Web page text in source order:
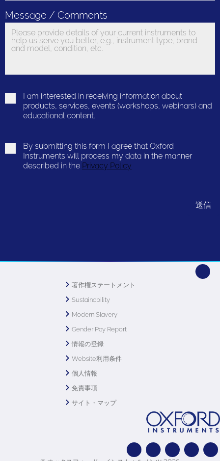
Message / Comments
I am interested in receiving information about
products, services, events (workshops, webinars) and
educational content.
By submitting this form I agree that Oxford
Instruments will process my data in the manner
described in the Privacy Policy
著作権ステートメント
Sustainability
Modern Slavery
Gender Pay Report
情報の登録
Website利用条件
個人情報
免責事項
サイト・マップ